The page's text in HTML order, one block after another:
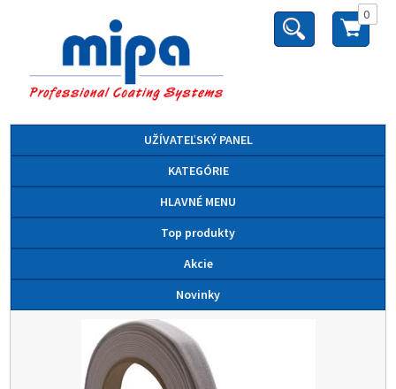
0
UŽÍVATEĽSKÝ PANEL
KATEGÓRIE
HLAVNÉ MENU
Top produkty
Akcie
Novinky